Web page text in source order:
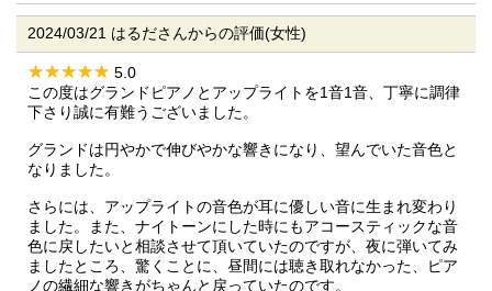
2024/03/21 はるださんからの評価(女性)
5.0
この度はグランドピアノとアップライトを1音1音、丁寧に調律
下さり誠に有難うございました。
グランドは円やかで伸びやかな響きになり、望んでいた音色と
なりました。
さらには、アップライトの音色が耳に優しい音に生まれ変わり
ました。また、ナイトーンにした時にもアコースティックな音
色に戻したいと相談させて頂いていたのですが、夜に弾いてみ
ましたところ、驚くことに、昼間には聴き取れなかった、ピア
ノの繊細な響きがちゃんと戻っていたのです。